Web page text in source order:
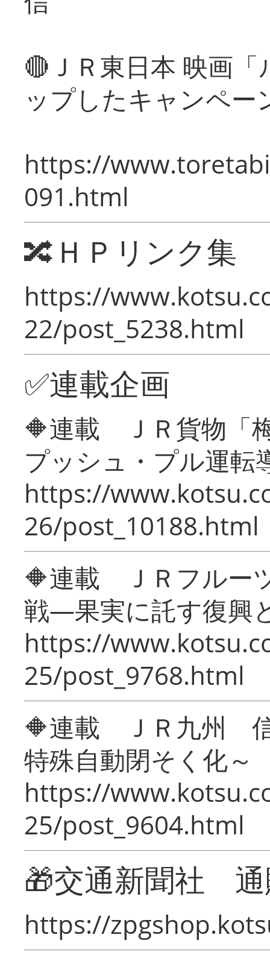
🔴ＪＲ東日本 映画
ップしたキャンペー
https://
091.html
🔀ＨＰリンク集
https://
22/post_5238.html
✅連載企画
🔶連載 ＪＲ貨物「
プッシュ・プル運転
https://
26/post_10188.html
🔶連載 ＪＲフルー
戦―果実に託す復興
https://
25/post_9768.html
🔶連載 ＪＲ九州 信
特殊自動閉そく化～
https://
25/post_9604.html
🎁交通新聞社
https://